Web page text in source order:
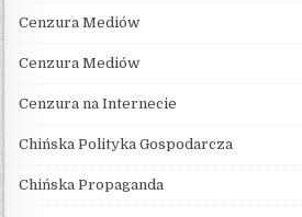
Cenzura Mediów
Cenzura Mediów
Cenzura na Internecie
Chińska Polityka Gospodarcza
Chińska Propaganda